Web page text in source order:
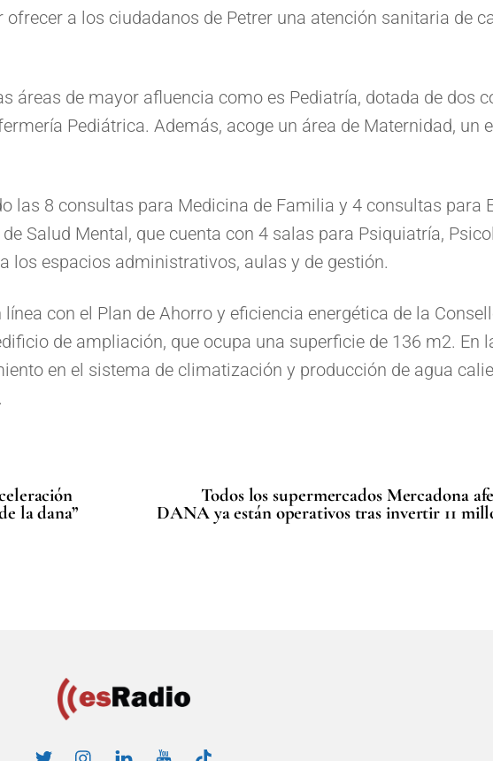
a los ciudadanos de Petrer una atención sanitaria de
áreas de mayor afluencia como es Pediatría, dotada de dos
Pediátrica. Además, acoge un área de Maternidad, un
las 8 consultas para Medicina de Familia y 4 consultas para
Salud Mental, que cuenta con 4 salas para Psiquiatría,
los espacios administrativos, aulas y de gestión.
con el Plan de Ahorro y eficiencia energética de la
de ampliación, que ocupa una superficie de 136 m2. En
en el sistema de climatización y producción de agua
la dana”
Todos los supermercados Mercadona
DANA ya están operativos tras invertir 11